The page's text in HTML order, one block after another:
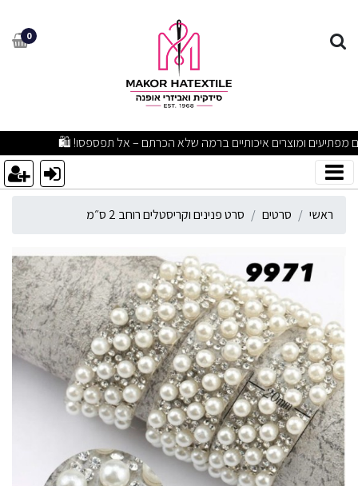
סרט פנינים וקריסטלים רוחב 2 ס״מ
0
מבצעים מפתיעים ומוצרים איכותיים ברמה שלא הכרתם – אל
ראשי סרטים סרט פנינים וקריסטלים רוחב 2 ס״מ